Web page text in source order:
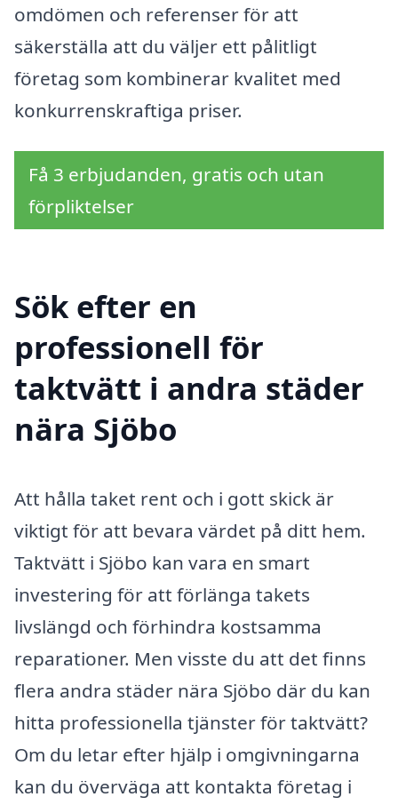
omdömen och referenser för att
säkerställa att du väljer ett pålitligt
företag som kombinerar kvalitet med
konkurrenskraftiga priser.
Få 3 erbjudanden, gratis och utan
förpliktelser
Sök efter en
professionell för
taktvätt i andra städer
nära Sjöbo
Att hålla taket rent och i gott skick är
viktigt för att bevara värdet på ditt hem.
Taktvätt i Sjöbo kan vara en smart
investering för att förlänga takets
livslängd och förhindra kostsamma
reparationer. Men visste du att det finns
flera andra städer nära Sjöbo där du kan
hitta professionella tjänster för taktvätt?
Om du letar efter hjälp i omgivningarna
kan du överväga att kontakta företag i